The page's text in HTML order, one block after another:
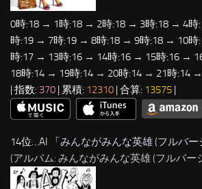
0時:18 → 1時:18 → 2時:18 → 3時:18 → 4
時:19 → 7時:19 → 8時:18 → 9時:18 → 10
時:17 → 13時:16 → 14時:16 → 15時:16 →
18時:14 → 19時:14 → 20時:14 → 21時:14
| 指数: 370 | 累積: 12310 | 合算: 13575 |
14位…AI 「 みんながみんな英雄 (フルバー
(アルバム: みんながみんな英雄 (フルバー